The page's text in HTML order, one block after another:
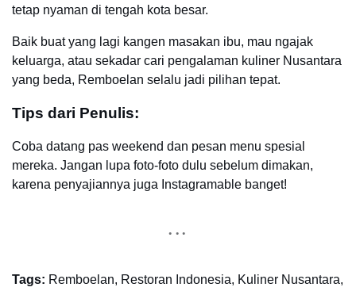
tetap nyaman di tengah kota besar.
Baik buat yang lagi kangen masakan ibu, mau ngajak
keluarga, atau sekadar cari pengalaman kuliner Nusantara
yang beda, Remboelan selalu jadi pilihan tepat.
Tips dari Penulis:
Coba datang pas weekend dan pesan menu spesial
mereka. Jangan lupa foto-foto dulu sebelum dimakan,
karena penyajiannya juga Instagramable banget!
Tags: Remboelan, Restoran Indonesia, Kuliner Nusantara,